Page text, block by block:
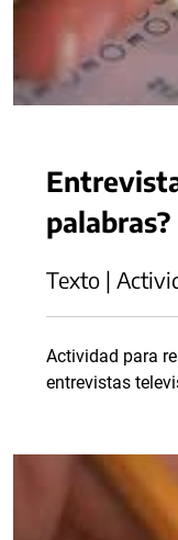
palabras?
Texto |
Actividad para
entrevistas